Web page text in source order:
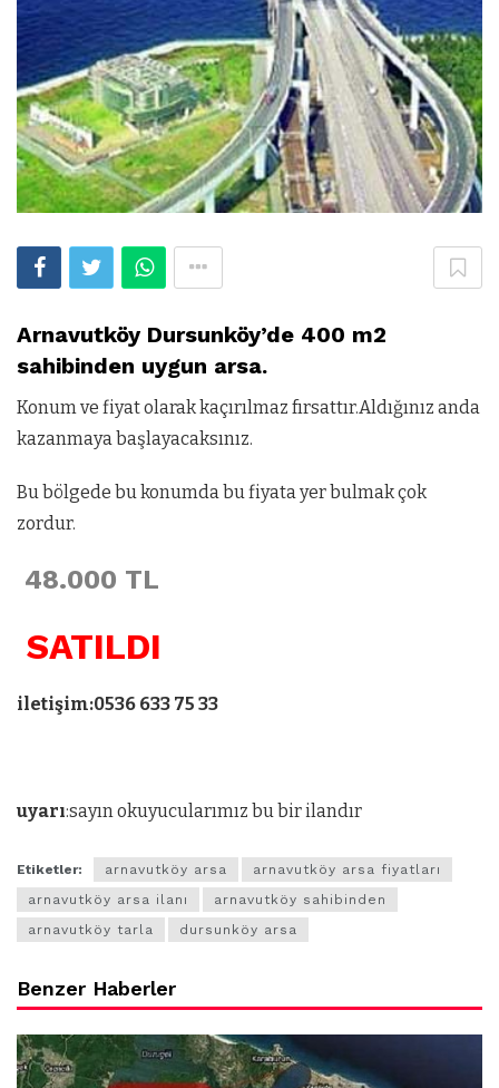
Arnavutköy Dursunköy’de 400 m2
sahibinden uygun arsa.
Konum ve fiyat olarak kaçırılmaz fırsattır.Aldığınız anda
kazanmaya başlayacaksınız.
Bu bölgede bu konumda bu fiyata yer bulmak çok
zordur.
48.000 TL
SATILDI
iletişim:0536 633 75 33
uyarı:sayın okuyucularımız bu bir ilandır
Etiketler: arnavutköy arsa
arnavutköy arsa fiyatları
arnavutköy arsa ilanı
arnavutköy sahibinden
arnavutköy tarla
dursunköy arsa
Benzer Haberler